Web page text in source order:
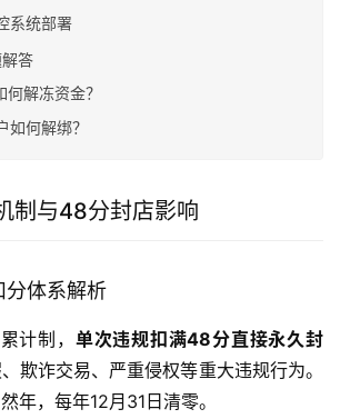
系统部署
答
何解冻资金？
如何解绑？
制与48分封店影响
分体系解析
计制， 单次违规扣满48分直接永久封
欺诈交易、严重侵权等重大违规行为。
年，每年12月31日清零。